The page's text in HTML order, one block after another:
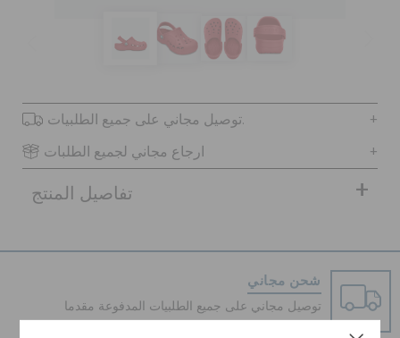
قائمة الامنيات
تحديد موقع المتجر
حالة الطلبية
توصيل مجاني على جميع الطلبيات.
ارجاع مجاني لجميع الطلبات
تفاصيل المنتج
شحن مجاني
توصيل مجاني على جميع الطلبيات المدفوعة مقدما